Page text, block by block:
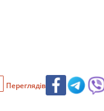
Переглядів